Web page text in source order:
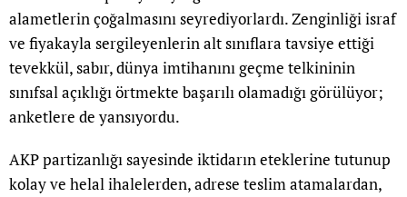
alametlerin çoğalmasını seyrediyorlardı. Zenginliği israf
ve fiyakayla sergileyenlerin alt sınıflara tavsiye ettiği
tevekkül, sabır, dünya imtihanını geçme telkininin
sınıfsal açıklığı örtmekte başarılı olamadığı görülüyor;
anketlere de yansıyordu.
AKP partizanlığı sayesinde iktidarın eteklerine tutunup
kolay ve helal ihalelerden, adrese teslim atamalardan,